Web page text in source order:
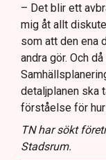
– Det blir ett
mig åt allt
som att den ena
andra gör. Och
detaljplanen ska
förståelse för
TN har sökt
Stadsrum.